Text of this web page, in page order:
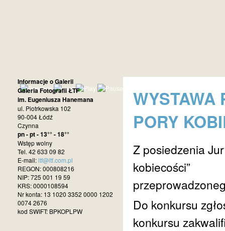
WYSTAWA
PORY
Z posiedzenia
kobiecości”
Do konkursu
konkursu
Informacje o Galerii
Galeria Fotografii ŁTF
im. Eugeniusza Hanemana
ul. Piotrkowska 102
90-004 Łódź
Czynna
pn - pt - 13°° - 18°°
Wstęp wolny
Tel. 42 633 09 82
E-mail:ltf@ltf.com.pl
REGON: 000808216
NIP: 725 001 19 59
KRS: 0000108594
Nr konta: 13 1020 3352 0000 1202
0074 2676
kod SWIFT: BPKOPLPW